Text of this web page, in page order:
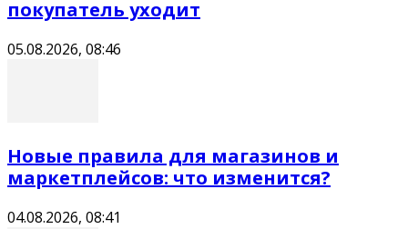
покупатель уходит
05.08.2026, 08:46
Новые правила для магазинов и
маркетплейсов: что изменится?
04.08.2026, 08:41